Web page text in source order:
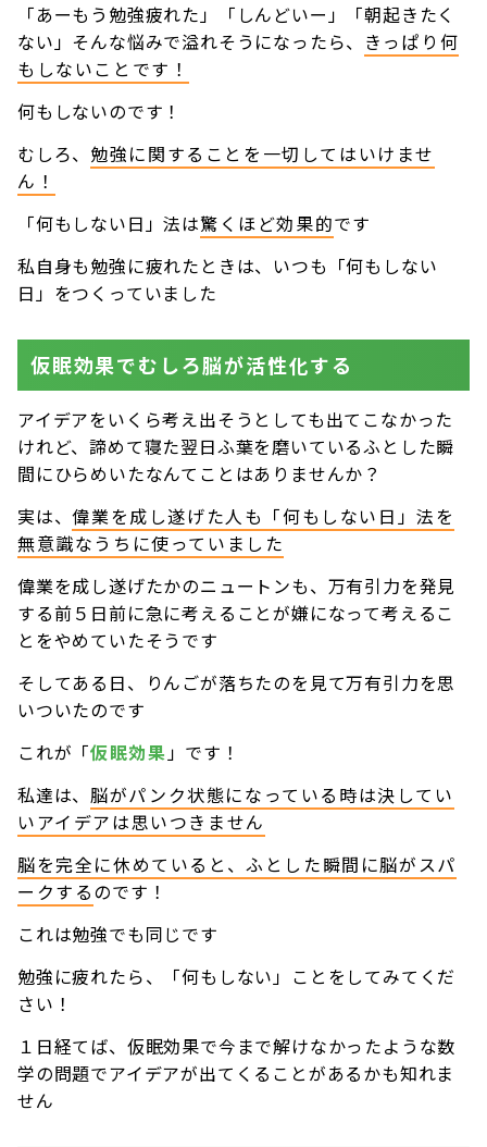
「あーもう勉強疲れた」「しんどいー」「朝起きたく
ない」そんな悩みで溢れそうになったら、 きっぱり何
もしないことです！
何もしないのです！
むしろ、 勉強に関することを一切してはいけませ
ん！
「何もしない日」法は驚くほど効果的です
私自身も勉強に疲れたときは、いつも「何もしない
日」をつくっていました
仮眠効果でむしろ脳が活性化する
アイデアをいくら考え出そうとしても出てこなかった
けれど、諦めて寝た翌日ふ葉を磨いているふとした瞬
間にひらめいたなんてことはありませんか？
実は、偉業を成し遂げた人も「何もしない日」法を
無意識なうちに使っていました
偉業を成し遂げたかのニュートンも、万有引力を発見
する前５日前に急に考えることが嫌になって考えるこ
とをやめていたそうです
そしてある日、りんごが落ちたのを見て万有引力を思
いついたのです
これが「仮眠効果」です！
私達は、脳がパンク状態になっている時は決してい
いアイデアは思いつきません
脳を完全に休めていると、ふとした瞬間に脳がスパ
ークするのです！
これは勉強でも同じです
勉強に疲れたら、「何もしない」ことをしてみてくだ
さい！
１日経てば、仮眠効果で今まで解けなかったような数
学の問題でアイデアが出てくることがあるかも知れま
せん